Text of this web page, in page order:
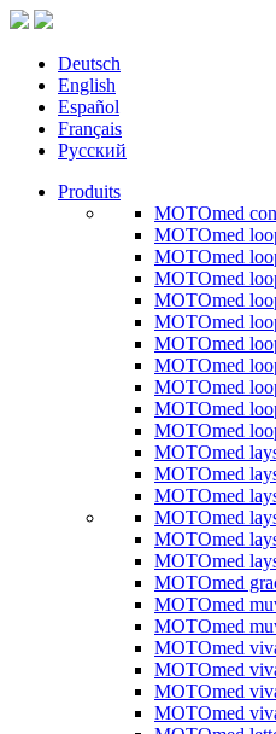
Deutsch
English
Español
Français
Русский
Produits
MOTOmed
MOTOmed
MOTOmed
MOTOmed
MOTOmed
MOTOmed
MOTOmed
MOTOmed
MOTOmed
MOTOmed
MOTOmed
MOTOmed
MOTOmed
MOTOmed
MOTOmed
MOTOmed
MOTOmed
MOTOmed
MOTOmed
MOTOmed
MOTOmed
MOTOmed
MOTOmed
MOTOmed